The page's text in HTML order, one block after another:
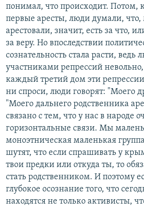
понимал, что происходит. Потом,
первые аресты, люди думали, что,
арестовали, значит, есть за что,
за веру. Но впоследствии
сознательность стала расти, ведь
участниками репрессий
каждый третий дом эти
ни спроси, люди говорят: "Моего
"Моего дальнего родственника
связано с тем, что у нас в народе
горизонтальные связи. Мы
моноэтническая маленькая
шутят, что если спрашивать у
твои предки или откуда ты, то
стать родственником. И поэтому
глубокое осознание того, что
находятся не только активисты,